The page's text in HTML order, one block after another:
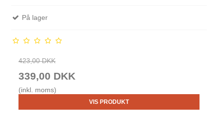
På lager
423,00 DKK
339,00 DKK
(inkl. moms)
VIS PRODUKT